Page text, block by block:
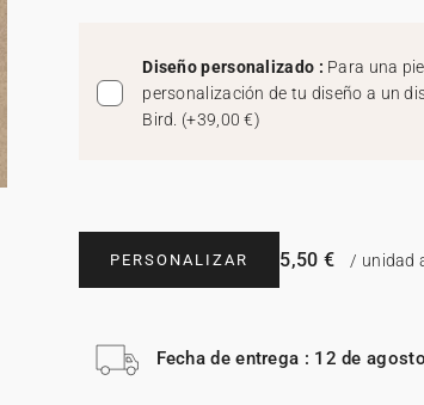
Diseño personalizado : Para una
personalización de tu diseño a un
Bird. (+39,00 €)
PERSONALIZAR 5,50 € / unidad
Fecha de entrega : 12 de